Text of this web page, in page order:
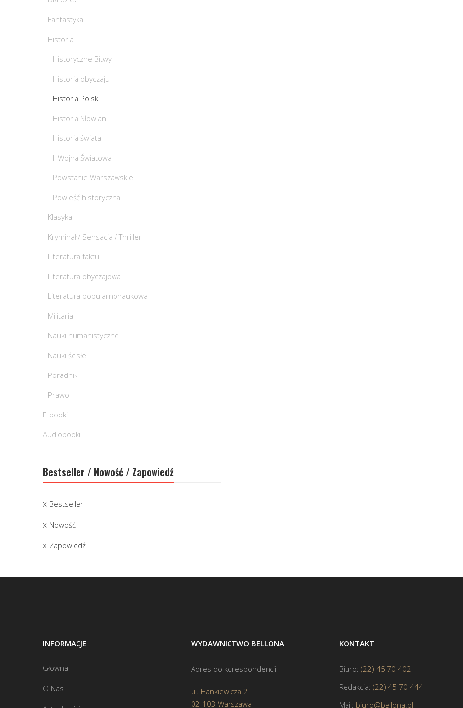
Fantastyka
Historia
Historyczne Bitwy
Historia obyczaju
Historia Polski
Historia Słowian
Historia świata
II Wojna Światowa
Powstanie Warszawskie
Powieść historyczna
Klasyka
Kryminał / Sensacja / Thriller
Literatura faktu
Literatura obyczajowa
Literatura popularnonaukowa
Militaria
Nauki humanistyczne
Nauki ścisłe
Poradniki
Prawo
E-booki
Audiobooki
Bestseller / Nowość / Zapowiedź
Bestseller
Nowość
Zapowiedź
INFORMACJE
Główna
O Nas
WYDAWNICTWO BELLONA
Adres do korespondencji
ul. Hankiewicza 2
02-103 Warszawa
KONTAKT
Biuro: (22) 45 70 402
Redakcja: (22) 45 70 444
Mail: biuro@bellona.pl